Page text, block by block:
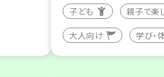
子ども 親子で楽
大人向け 学び・